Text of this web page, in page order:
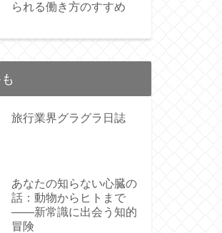
られる働き方のすすめ
旅行業界グラグラ日誌
あなたの知らない心臓の
話：動物からヒトまで
――新常識に出会う知的
冒険